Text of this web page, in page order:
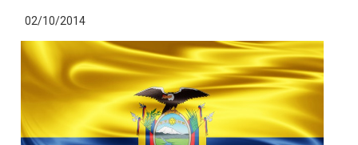
02/10/2014